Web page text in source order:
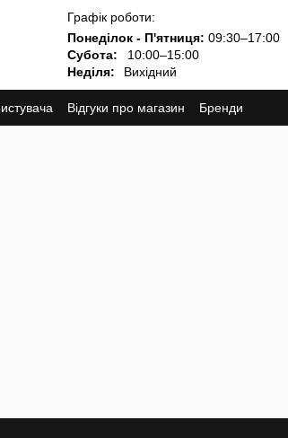
Графік роботи:
Понеділок - П'ятниця: 09:30–17:00
Субота:
10:00–15:00
Неділя:
Вихідний
Відгуки про магазин
Бренди